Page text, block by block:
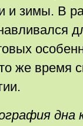
и зимы. В
же время
дна